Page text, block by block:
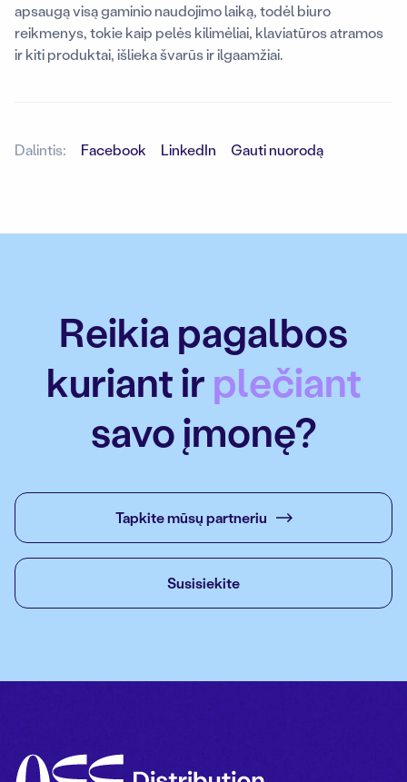
apsaugą visą gaminio naudojimo laiką, todėl biuro
reikmenys, tokie kaip pelės kilimėliai, klaviatūros atramos
ir kiti produktai, išlieka švarūs ir ilgaamžiai.
Dalintis: Facebook LinkedIn Gauti nuorodą
Reikia pagalbos
kuriant irplečiant
savo įmonę?
Tapkite mūsų partneriu
Susisiekite